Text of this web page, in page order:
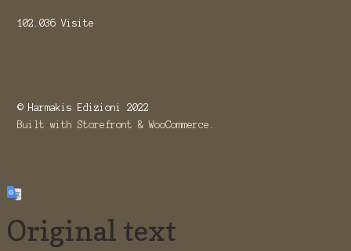
102.036 Visite
© Harmakis Edizioni 2022
Built with Storefront & WooCommerce
Original text